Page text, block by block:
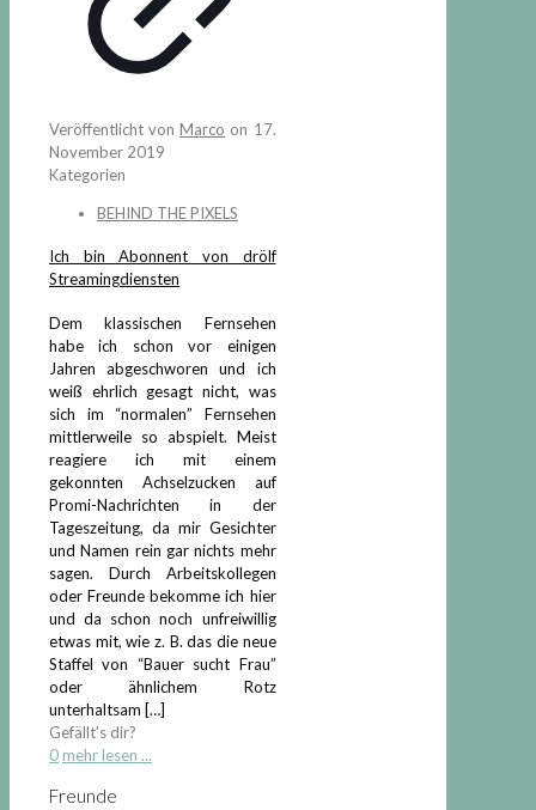
Veröffentlicht vonMarco on 17.
November 2019
Kategorien
BEHIND THE PIXELS
Ich bin Abonnent von drölf
Streamingdiensten
Dem klassischen Fernsehen
habe ich schon vor einigen
Jahren abgeschworen und ich
weiß ehrlich gesagt nicht, was
sich im “normalen” Fernsehen
mittlerweile so abspielt. Meist
reagiere ich mit einem
gekonnten Achselzucken auf
Promi-Nachrichten in der
Tageszeitung, da mir Gesichter
und Namen rein gar nichts mehr
sagen. Durch Arbeitskollegen
oder Freunde bekomme ich hier
und da schon noch unfreiwillig
etwas mit, wie z. B. das die neue
Staffel von “Bauer sucht Frau”
oder ähnlichem Rotz
unterhaltsam […]
Gefällt's dir?
0 mehr lesen ...
Freunde